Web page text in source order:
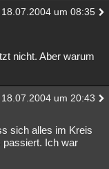
18.07.2004 um 08:35
nicht. Aber warum
18.07.2004 um 20:43
sich alles im Kreis
passiert. Ich war